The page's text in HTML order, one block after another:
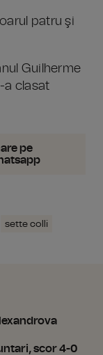
patru şi
Guilherme
a clasat
pe
sette colli
scor 4-0